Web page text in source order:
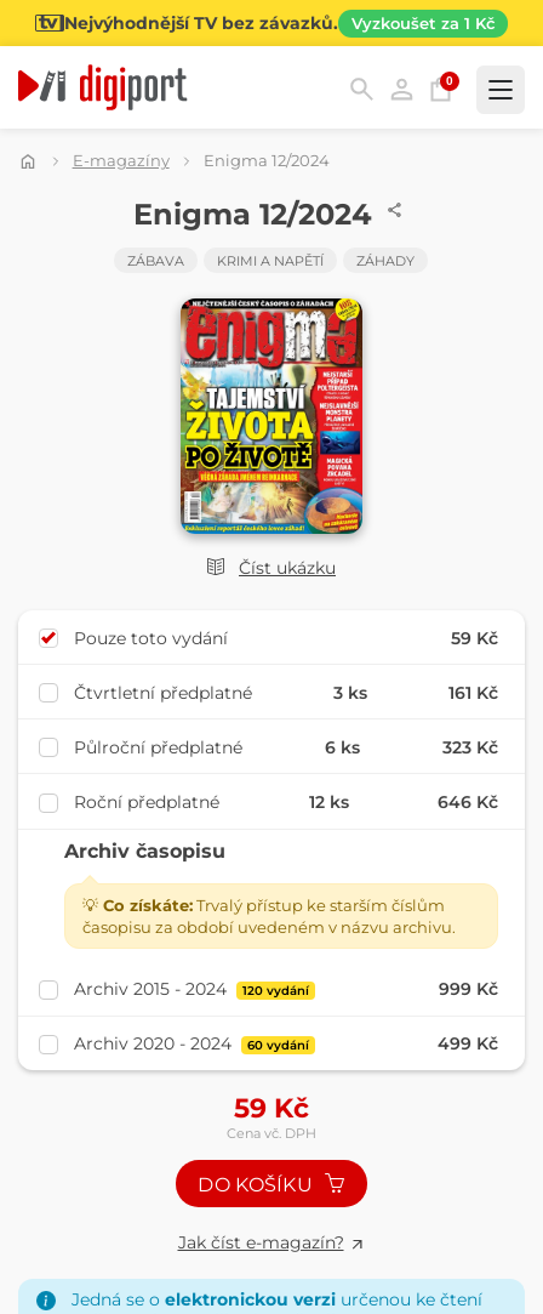
Nejvýhodnější TV bez závazků. Vyzkoušet za 1 Kč
0
Kategorie
E-magazíny Enigma 12/2024
Číst ukázku
Enigma 12/2024
ZÁBAVA KRIMI A NAPĚTÍ ZÁHADY
Pouze toto vydání 59 Kč
Čtvrtletní předplatné 3 ks 161 Kč
Půlroční předplatné 6 ks 323 Kč
Roční předplatné 12 ks 646 Kč
Archiv časopisu
💡 Co získáte:Trvalý přístup ke starším číslům
časopisu za období uvedeném v názvu archivu.
Archiv 2015 - 2024 120 vydání 999 Kč
Archiv 2020 - 2024 60 vydání 499 Kč
59 Kč
Cena vč. DPH
DO KOŠÍKU
Jak číst e-magazín?
Jedná se o elektronickou verzi určenou ke čtení